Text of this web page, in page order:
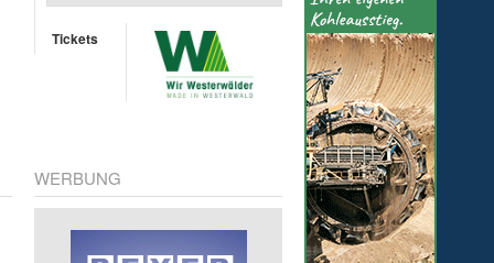
Tickets
WERBUNG